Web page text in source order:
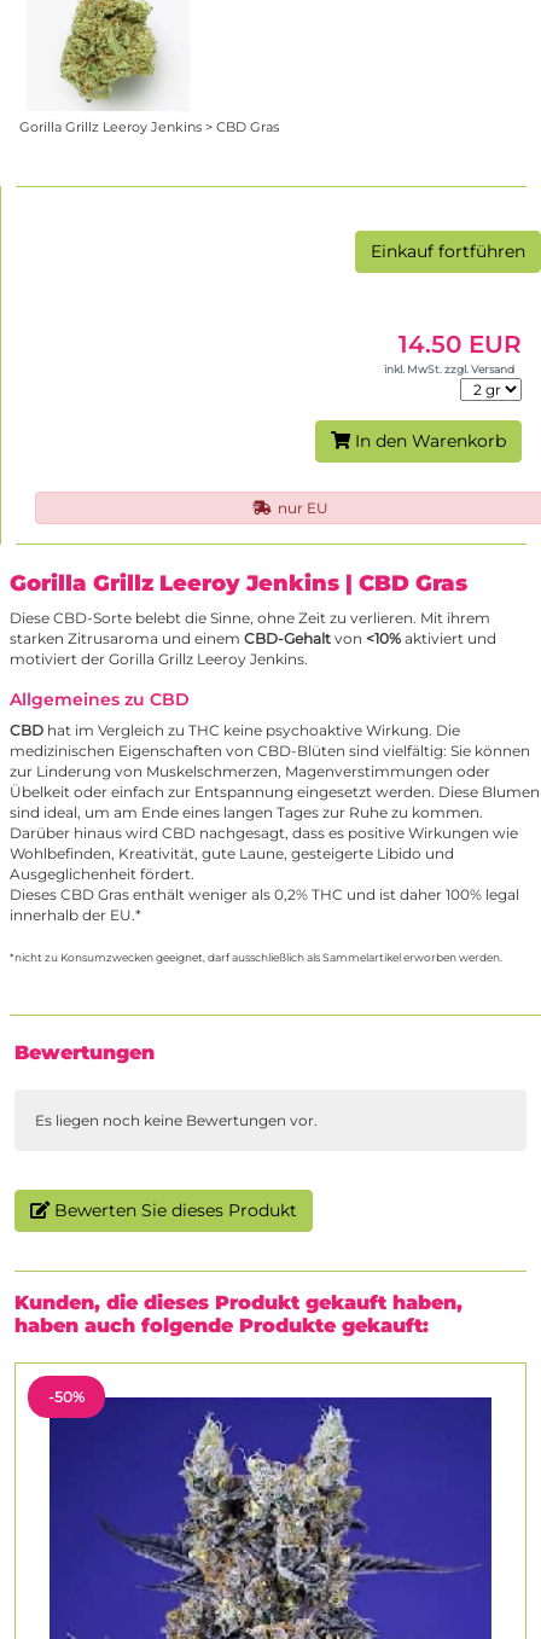
Gorilla Grillz Leeroy Jenkins > CBD Gras
Einkauf fortführen
14.50 EUR
inkl. MwSt. zzgl. Versand
In den Warenkorb
nur EU
Gorilla Grillz Leeroy Jenkins | CBD Gras
Diese CBD-Sorte belebt die Sinne, ohne Zeit zu verlieren. Mit ihrem
starken Zitrusaroma und einem CBD-Gehalt von <10% aktiviert und
motiviert der Gorilla Grillz Leeroy Jenkins.
Allgemeines zu CBD
CBD hat im Vergleich zu THC keine psychoaktive Wirkung. Die
medizinischen Eigenschaften von CBD-Blüten sind vielfältig: Sie können
zur Linderung von Muskelschmerzen, Magenverstimmungen oder
Übelkeit oder einfach zur Entspannung eingesetzt werden. Diese Blumen
sind ideal, um am Ende eines langen Tages zur Ruhe zu kommen.
Darüber hinaus wird CBD nachgesagt, dass es positive Wirkungen wie
Wohlbefinden, Kreativität, gute Laune, gesteigerte Libido und
Ausgeglichenheit fördert.
Dieses CBD Gras enthält weniger als 0,2% THC und ist daher 100% legal
innerhalb der EU.*
*nicht zu Konsumzwecken geeignet, darf ausschließlich als Sammelartikel erworben werden.
Bewertungen
Es liegen noch keine Bewertungen vor.
Bewerten Sie dieses Produkt
Kunden, die dieses Produkt gekauft haben,
haben auch folgende Produkte gekauft:
-50%